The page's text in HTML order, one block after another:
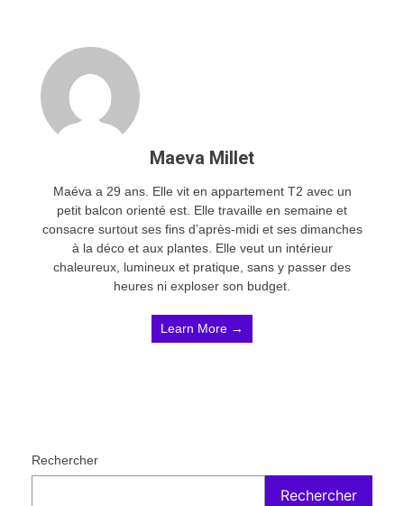
Maeva Millet
Maéva a 29 ans. Elle vit en appartement T2 avec un
petit balcon orienté est. Elle travaille en semaine et
consacre surtout ses fins d’après-midi et ses dimanches
à la déco et aux plantes. Elle veut un intérieur
chaleureux, lumineux et pratique, sans y passer des
heures ni exploser son budget.
Learn More →
Rechercher
Rechercher